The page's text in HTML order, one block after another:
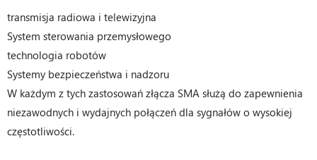
transmisja radiowa i telewizyjna
System sterowania przemysłowego
technologia robotów
Systemy bezpieczeństwa i nadzoru
W każdym z tych zastosowań złącza SMA służą do zapewnienia
niezawodnych i wydajnych połączeń dla sygnałów o wysokiej
częstotliwości.